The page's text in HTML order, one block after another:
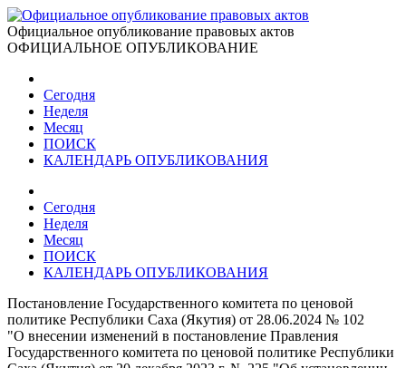
Официальное опубликование правовых актов
ОФИЦИАЛЬНОЕ ОПУБЛИКОВАНИЕ
Сегодня
Неделя
Месяц
ПОИСК
КАЛЕНДАРЬ ОПУБЛИКОВАНИЯ
Сегодня
Неделя
Месяц
ПОИСК
КАЛЕНДАРЬ ОПУБЛИКОВАНИЯ
Постановление Государственного комитета по ценовой
политике Республики Саха (Якутия) от 28.06.2024 № 102
"О внесении изменений в постановление Правления
Государственного комитета по ценовой политике Республики